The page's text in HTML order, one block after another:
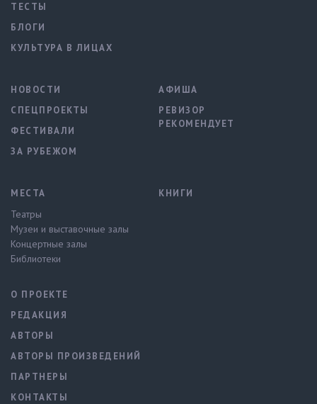
ТЕСТЫ
БЛОГИ
КУЛЬТУРА В ЛИЦАХ
НОВОСТИ
СПЕЦПРОЕКТЫ
ФЕСТИВАЛИ
ЗА РУБЕЖОМ
АФИША
РЕВИЗОР
РЕКОМЕНДУЕТ
МЕСТА
Театры
Музеи и выставочные залы
Концертные залы
Библиотеки
КНИГИ
О ПРОЕКТЕ
РЕДАКЦИЯ
АВТОРЫ
АВТОРЫ ПРОИЗВЕДЕНИЙ
ПАРТНЕРЫ
КОНТАКТЫ